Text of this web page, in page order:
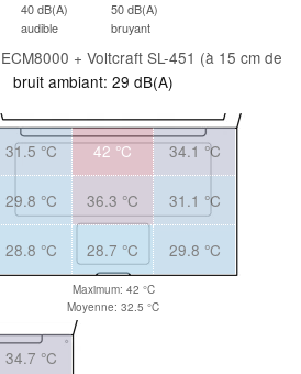
40 dB(A)
audible
50 dB(A)
bruyant
ECM8000 + Voltcraft SL-451 (à 15 cm de
bruit ambiant: 29 dB(A)
31.5 °C 42 °C 34.1 °C
29.8 °C 36.3 °C 31.1 °C
28.8 °C 28.7 °C 29.8 °C
Maximum: 42 °C
Moyenne: 32.5 °C
34.7 °C